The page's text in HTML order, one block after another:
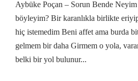
Aybüke Poçan – Sorun Bende
böyleyim? Bir karanlıkla birlikte
hiç istemedim Beni affet ama burda
gelmem bir daha Girmem o yola,
belki bir yol bulunur...